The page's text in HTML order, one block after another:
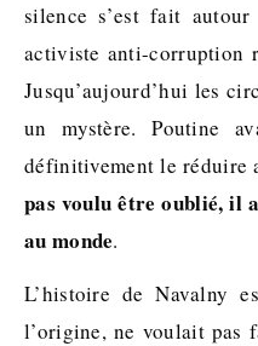
silence s’est fait
activiste anti-corruption
Jusqu’aujourd’hui les
un mystère. Poutine
définitivement le réduire
pas voulu être oublié, il
au monde.
L’histoire de Navalny
l’origine, ne voulait pas